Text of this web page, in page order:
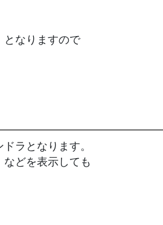
となりますので
ラとなります。
どを表示しても